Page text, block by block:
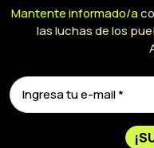
Mantente informado/a
las luchas de los